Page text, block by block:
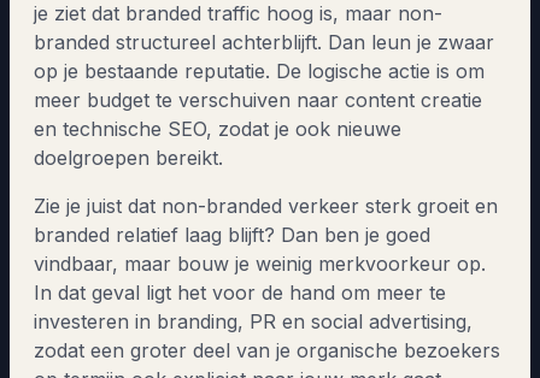
je ziet dat branded traffic hoog is, maar non-
branded structureel achterblijft. Dan leun je zwaar
op je bestaande reputatie. De logische actie is om
meer budget te verschuiven naar content creatie
en technische SEO, zodat je ook nieuwe
doelgroepen bereikt.
Zie je juist dat non-branded verkeer sterk groeit en
branded relatief laag blijft? Dan ben je goed
vindbaar, maar bouw je weinig merkvoorkeur op.
In dat geval ligt het voor de hand om meer te
investeren in branding, PR en social advertising,
zodat een groter deel van je organische bezoekers